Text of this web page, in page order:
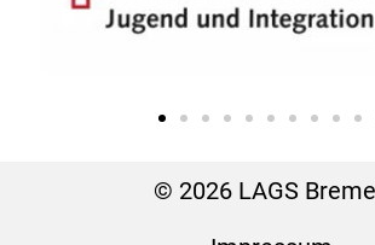
© 2026 LAGS